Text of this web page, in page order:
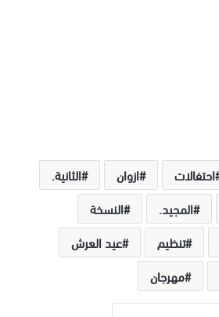
احتفالات ازوان
الثانية.
المجيد.
النسخة
تنظيم
عيد العرش
مهرجان